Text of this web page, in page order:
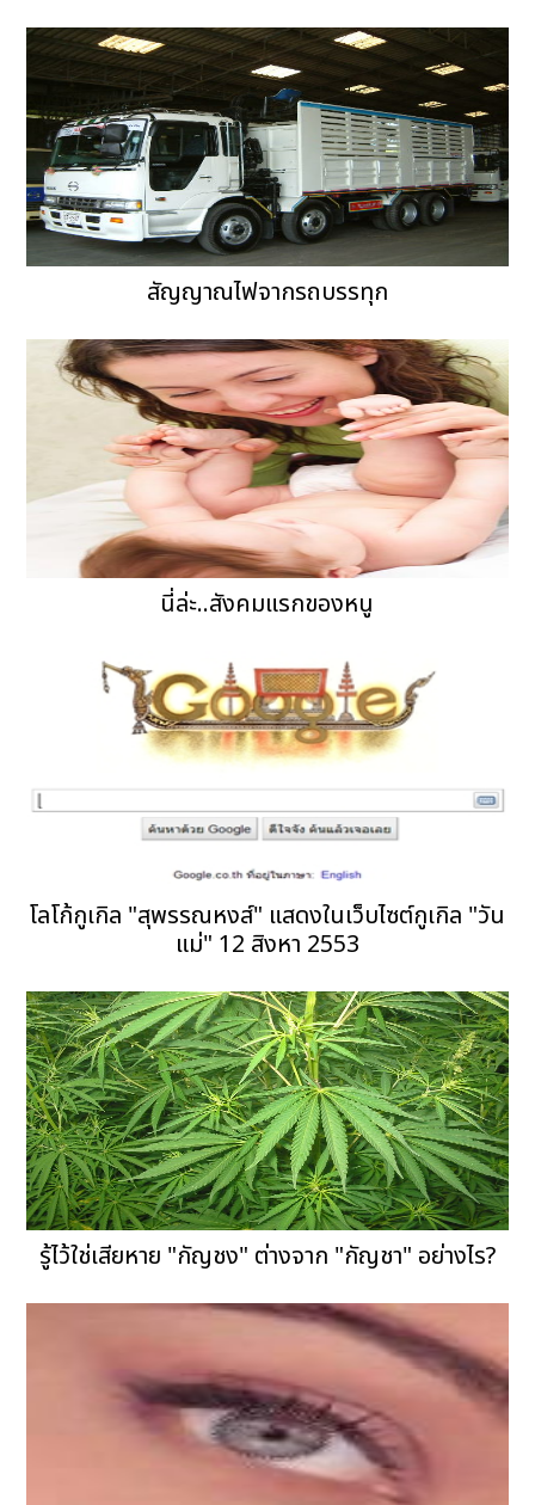
สัญญาณไฟจากรถบรรทุก
นี่ล่ะ..สังคมแรกของหนู
โลโก้กูเกิล "สุพรรณหงส์" แสดงในเว็บไซต์กูเกิล "วัน
แม่" 12 สิงหา 2553
รู้ไว้ใช่เสียหาย "กัญชง" ต่างจาก "กัญชา" อย่างไร?